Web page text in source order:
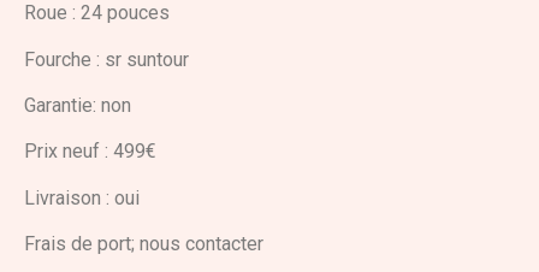
Roue : 24 pouces
Fourche : sr suntour
Garantie: non
Prix neuf : 499€
Livraison : oui
Frais de port; nous contacter